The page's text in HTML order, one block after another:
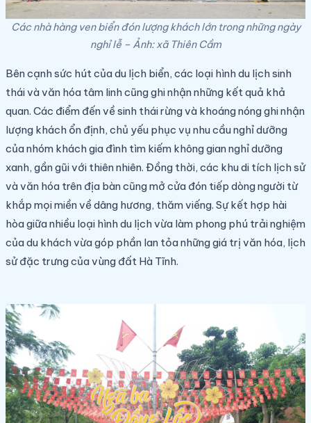
Các nhà hàng ven biển đón lượng khách lớn trong những ngày
nghỉ lễ – Ảnh: xã Thiên Cầm
Bên cạnh sức hút của du lịch biển, các loại hình du lịch sinh
thái và văn hóa tâm linh cũng ghi nhận những kết quả khả
quan. Các điểm đến về sinh thái rừng và khoáng nóng ghi nhận
lượng khách ổn định, chủ yếu phục vụ nhu cầu nghỉ dưỡng
của nhóm khách gia đình tìm kiếm không gian nghỉ dưỡng
xanh, gần gũi với thiên nhiên. Đồng thời, các khu di tích lịch sử
và văn hóa trên địa bàn cũng mở cửa đón tiếp dòng người từ
khắp mọi miền về dâng hương, thăm viếng. Sự kết hợp hài
hòa giữa nhiều loại hình du lịch vừa làm phong phú trải nghiệm
của du khách vừa góp phần lan tỏa những giá trị văn hóa, lịch
sử đặc trưng của vùng đất Hà Tĩnh.